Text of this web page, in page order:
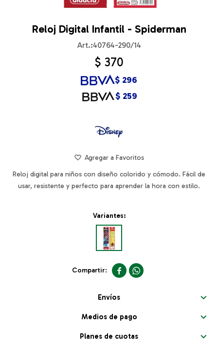
Reloj Digital Infantil - Spiderman
40764-290/14
$ 370
$ 259
$ 296
Reloj digital para niños con diseño colorido y cómodo. Fácil de
usar, resistente y perfecto para aprender la hora con estilo.
Variantes:
 
Envíos
Medios de pago
Planes de cuotas